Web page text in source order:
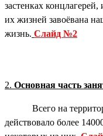
застенках
их жизней завоёвана
жизнь. Слайд №2
2. Основная часть
Всего на
действовало более